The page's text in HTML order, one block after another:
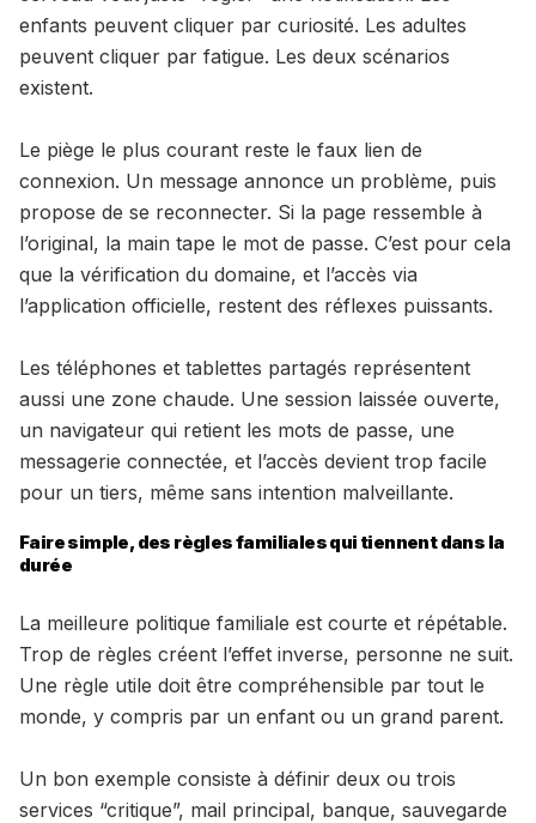
enfants peuvent cliquer par curiosité. Les adultes
peuvent cliquer par fatigue. Les deux scénarios
existent.
Le piège le plus courant reste le faux lien de
connexion. Un message annonce un problème, puis
propose de se reconnecter. Si la page ressemble à
l’original, la main tape le mot de passe. C’est pour cela
que la vérification du domaine, et l’accès via
l’application officielle, restent des réflexes puissants.
Les téléphones et tablettes partagés représentent
aussi une zone chaude. Une session laissée ouverte,
un navigateur qui retient les mots de passe, une
messagerie connectée, et l’accès devient trop facile
pour un tiers, même sans intention malveillante.
Faire simple, des règles familiales qui tiennent dans la
durée
La meilleure politique familiale est courte et répétable.
Trop de règles créent l’effet inverse, personne ne suit.
Une règle utile doit être compréhensible par tout le
monde, y compris par un enfant ou un grand parent.
Un bon exemple consiste à définir deux ou trois
services “critique”, mail principal, banque, sauvegarde